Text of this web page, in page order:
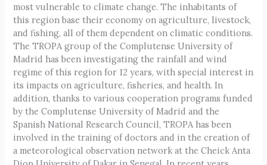
most vulnerable to climate change. The inhabitants of
this region base their economy on agriculture, livestock,
and fishing, all of them dependent on climatic conditions.
The TROPA group of the Complutense University of
Madrid has been investigating the rainfall and wind
regime of this region for 12 years, with special interest in
its impacts on agriculture, fisheries, and health. In
addition, thanks to various cooperation programs funded
by the Complutense University of Madrid and the
Spanish National Research Council, TROPA has been
involved in the training of doctors and in the creation of
a meteorological observation network at the Cheick Anta